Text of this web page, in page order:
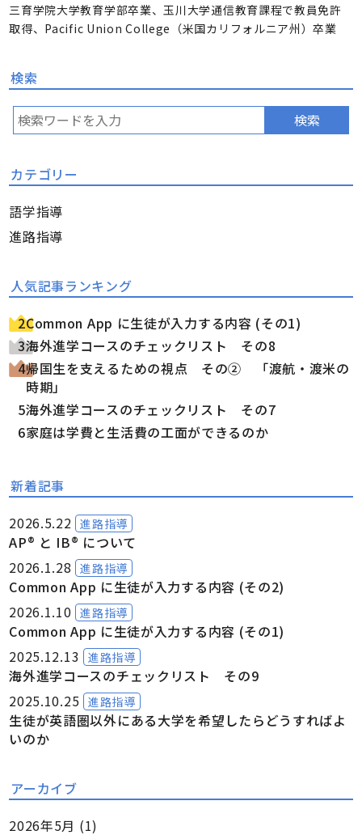
三育学院大学教育学部卒業、玉川大学通信教育課程で教員免許
取得、Pacific Union College（米国カリフォルニア州）卒業
検索
検索
カテゴリー
語学指導
進路指導
人気記事ランキング
Common App に生徒が入力する内容 (その1)
海外進学コースのチェックリスト その8
帰国生を支えるための視点 その② 「渡航・渡米の
時期」
海外進学コースのチェックリスト その7
家庭は学費と生活費の工面ができるのか
新着記事
2026.5.22 進路指導
AP® と IB® について
2026.1.28
進路指導
Common App に生徒が入力する内容 (その2)
2026.1.10 進路指導
Common App に生徒が入力する内容 (その1)
2025.12.13 進路指導
海外進学コースのチェックリスト その9
2025.10.25 進路指導
生徒が英語圏以外にある大学を希望したらどうすればよ
いのか
アーカイブ
2026年5月 (1)